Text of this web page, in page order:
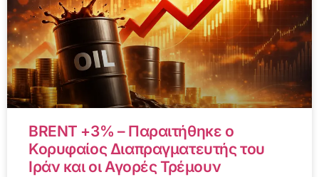
BRENT +3% – Παραιτήθηκε ο
Κορυφαίος Διαπραγματευτής του
Ιράν και οι Αγορές Τρέμουν